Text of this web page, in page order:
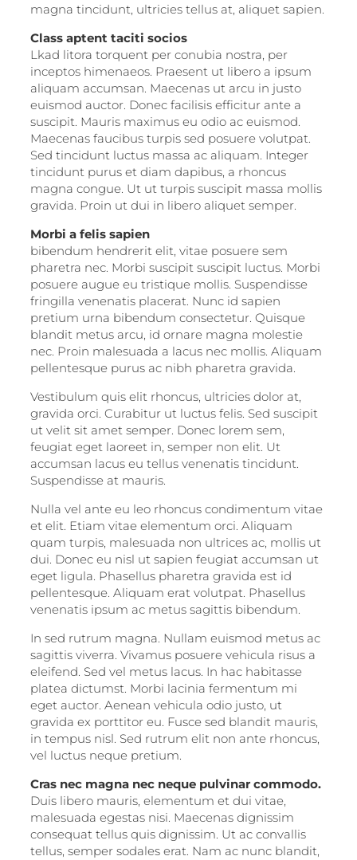
magna tincidunt, ultricies tellus at, aliquet sapien.
Class aptent taciti socios
Lkad litora torquent per conubia nostra, per
inceptos himenaeos. Praesent ut libero a ipsum
aliquam accumsan. Maecenas ut arcu in justo
euismod auctor. Donec facilisis efficitur ante a
suscipit. Mauris maximus eu odio ac euismod.
Maecenas faucibus turpis sed posuere volutpat.
Sed tincidunt luctus massa ac aliquam. Integer
tincidunt purus et diam dapibus, a rhoncus
magna congue. Ut ut turpis suscipit massa mollis
gravida. Proin ut dui in libero aliquet semper.
Morbi a felis sapien
bibendum hendrerit elit, vitae posuere sem
pharetra nec. Morbi suscipit suscipit luctus. Morbi
posuere augue eu tristique mollis. Suspendisse
fringilla venenatis placerat. Nunc id sapien
pretium urna bibendum consectetur. Quisque
blandit metus arcu, id ornare magna molestie
nec. Proin malesuada a lacus nec mollis. Aliquam
pellentesque purus ac nibh pharetra gravida.
Vestibulum quis elit rhoncus, ultricies dolor at,
gravida orci. Curabitur ut luctus felis. Sed suscipit
ut velit sit amet semper. Donec lorem sem,
feugiat eget laoreet in, semper non elit. Ut
accumsan lacus eu tellus venenatis tincidunt.
Suspendisse at mauris.
Nulla vel ante eu leo rhoncus condimentum vitae
et elit. Etiam vitae elementum orci. Aliquam
quam turpis, malesuada non ultrices ac, mollis ut
dui. Donec eu nisl ut sapien feugiat accumsan ut
eget ligula. Phasellus pharetra gravida est id
pellentesque. Aliquam erat volutpat. Phasellus
venenatis ipsum ac metus sagittis bibendum.
In sed rutrum magna. Nullam euismod metus ac
sagittis viverra. Vivamus posuere vehicula risus a
eleifend. Sed vel metus lacus. In hac habitasse
platea dictumst. Morbi lacinia fermentum mi
eget auctor. Aenean vehicula odio justo, ut
gravida ex porttitor eu. Fusce sed blandit mauris,
in tempus nisl. Sed rutrum elit non ante rhoncus,
vel luctus neque pretium.
Cras nec magna nec neque pulvinar commodo.
Duis libero mauris, elementum et dui vitae,
malesuada egestas nisi. Maecenas dignissim
consequat tellus quis dignissim. Ut ac convallis
tellus, semper sodales erat. Nam ac nunc blandit,